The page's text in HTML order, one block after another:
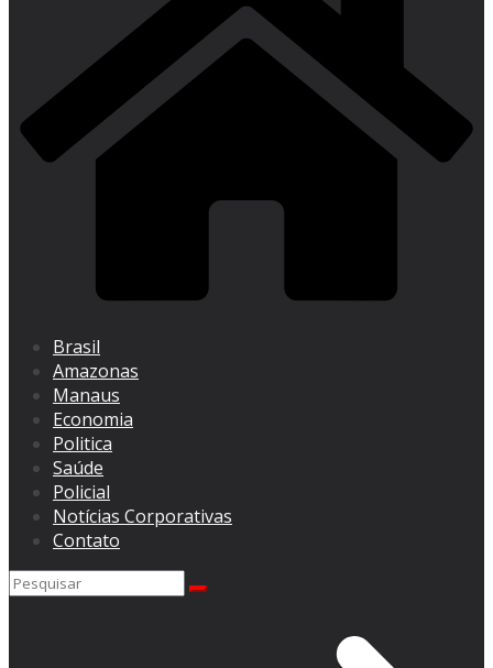
Brasil
Amazonas
Manaus
Economia
Politica
Saúde
Policial
Notícias Corporativas
Contato